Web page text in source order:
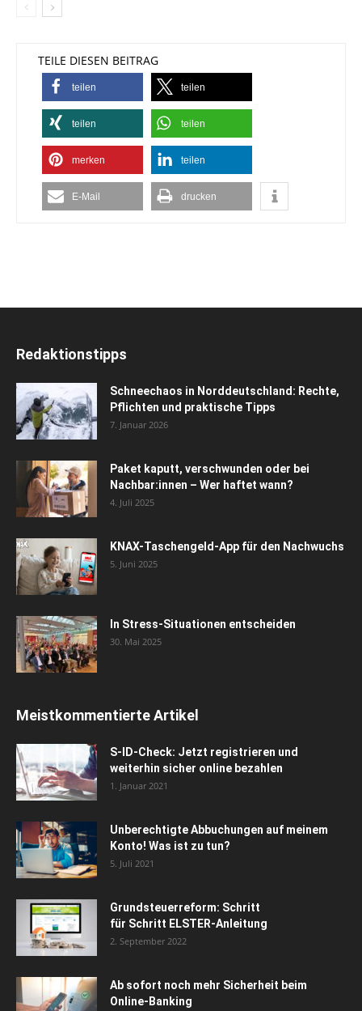
TEILE DIESEN BEITRAG
teilen teilen
teilen teilen
merken teilen
E-Mail drucken
Redaktionstipps
Schneechaos in Norddeutschland: Rechte,
Pflichten und praktische Tipps
7. Januar 2026
Paket kaputt, verschwunden oder bei
Nachbar:innen – Wer haftet wann?
4. Juli 2025
KNAX-Taschengeld-App für den Nachwuchs
5. Juni 2025
In Stress-Situationen entscheiden
30. Mai 2025
Meistkommentierte Artikel
S-ID-Check: Jetzt registrieren und
weiterhin sicher online bezahlen
1. Januar 2021
Unberechtigte Abbuchungen auf meinem
Konto! Was ist zu tun?
5. Juli 2021
Grundsteuerreform: Schritt
für Schritt ELSTER-Anleitung
2. September 2022
Ab sofort noch mehr Sicherheit beim
Online-Banking